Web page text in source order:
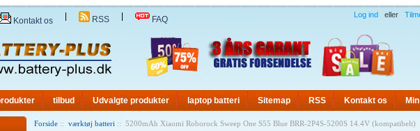
Kontakt os RSS FAQ Log ind eller
tilbud Udvalgte produkter laptop batteri Sitemap RSS Kontakt os
Forside :: værktøj batteri :: 5200mAh Xiaomi Roborock Sweep One S55 Blue BRR-2P4S-5200S 14.4V (kompatibelt)